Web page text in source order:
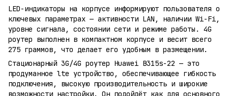
LED-индикаторы на корпусе информируют пользователя о
ключевых параметрах — активности LAN, наличии Wi-Fi,
уровне сигнала, состоянии сети и режиме работы. 4G
роутер выполнен в компактном корпусе и весит всего
275 граммов, что делает его удобным в размещении.
Стационарный 3G/4G роутер Huawei B315s-22 — это
продуманное lte устройство, обеспечивающее гибкость
подключения, высокую производительность и широкие
возможности настройки. Он подойдёт как для основного